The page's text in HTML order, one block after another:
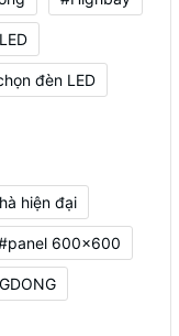
đèn LED
hiện đại
600x600